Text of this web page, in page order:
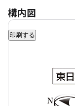
構内図
印刷する